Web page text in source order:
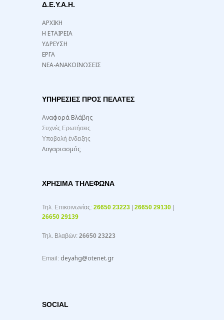
Δ.Ε.Υ.Α.Η.
ΑΡΧΙΚΗ
Η ΕΤΑΙΡΕΙΑ
ΥΔΡΕΥΣΗ
ΕΡΓΑ
ΝΕΑ-ΑΝΑΚΟΙΝΩΣΕΙΣ
ΥΠΗΡΕΣΙΕΣ ΠΡΟΣ ΠΕΛΑΤΕΣ
Αναφορά Βλάβης
Συχνές Ερωτήσεις
Υποβολή ένδειξης
Λογαριασμός
ΧΡΉΣΙΜΑ ΤΗΛΈΦΩΝΑ
Τηλ. Επικοινωνίας: 26650 23223 26650 29130
26650 29139
Τηλ. Βλαβών: 26650 23223
Email: deyahg@otenet.gr
SOCIAL